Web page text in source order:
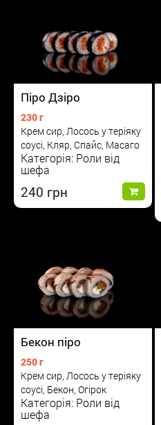
Піро Дзіро
230 г
Крем сир, Лосось у теріяку
соусі, Кляр, Спайс, Масаго
Категорія: Роли від
шефа
240
Бекон піро
250 г
Крем сир, Лосось у теріяку
соусі, Бекон, Огірок
Категорія: Роли від
шефа